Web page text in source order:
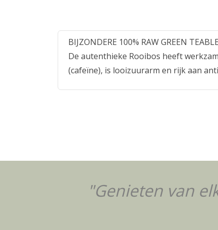
BIJZONDERE 100% RAW GREEN
De autenthieke Rooibos heeft
(cafeïne), is looizuurarm en rijk aan
"Genieten van